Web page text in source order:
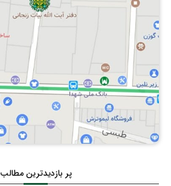
پر بازدیدترین مطالب